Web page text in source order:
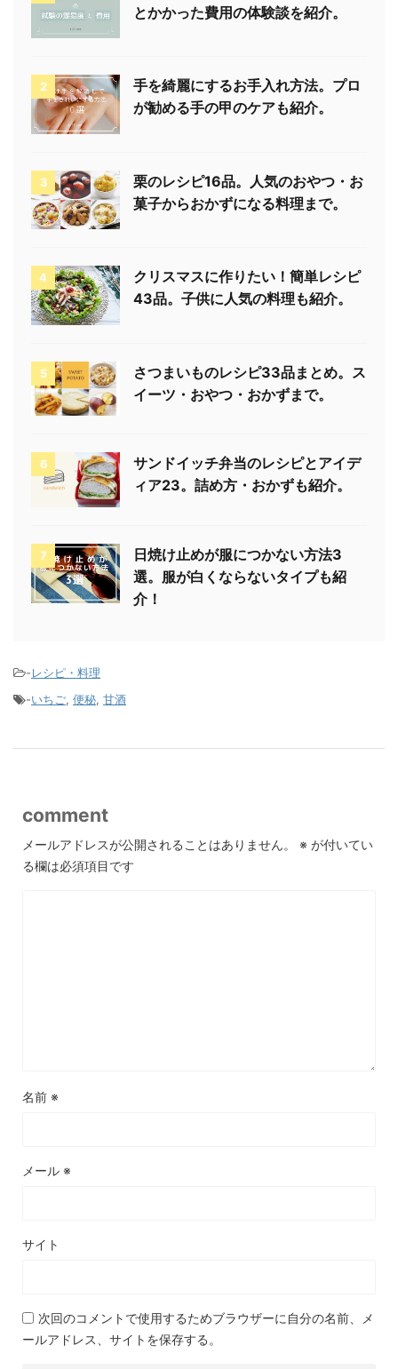
とかかった費用の体験談を紹介。
2
手を綺麗にするお手入れ方法。プロ
が勧める手の甲のケアも紹介。
3
栗のレシピ16品。人気のおやつ・お
菓子からおかずになる料理まで。
4
クリスマスに作りたい！簡単レシピ
43品。子供に人気の料理も紹介。
5
さつまいものレシピ33品まとめ。ス
イーツ・おやつ・おかずまで。
6
サンドイッチ弁当のレシピとアイデ
ィア23。詰め方・おかずも紹介。
7
日焼け止めが服につかない方法3
選。服が白くならないタイプも紹
介！
-レシピ・料理
-いちご, 便秘, 甘酒
comment
メールアドレスが公開されることはありません。 ※ が付いてい
る欄は必須項目です
名前 ※
メール ※
サイト
次回のコメントで使用するためブラウザーに自分の名前、メ
ールアドレス、サイトを保存する。